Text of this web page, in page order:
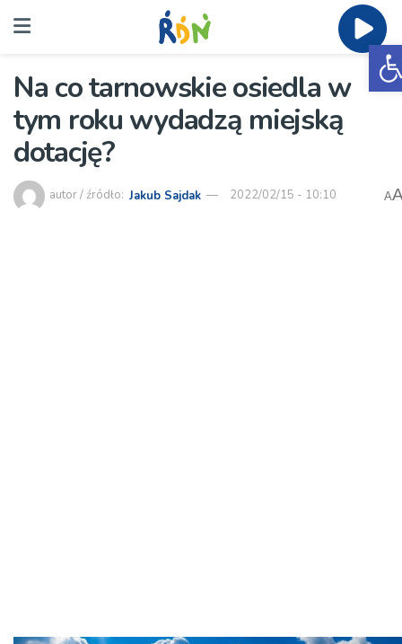
Na co tarnowskie osiedla w
tym roku wydadzą miejską
dotację?
autor / źródło: Jakub Sajdak 2022/02/15 - 10:10 A